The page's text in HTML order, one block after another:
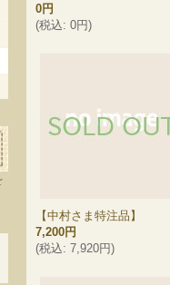
0円
(税込: 0円)
【中村さま特注品】
7,200円
(税込: 7,920円)